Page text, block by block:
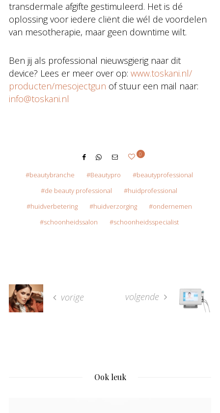
transdermale afgifte gestimuleerd. Het is dé
oplossing voor iedere cliënt die wél de voordelen
van mesotherapie, maar geen downtime wilt.
Ben jij als professional nieuwsgierig naar dit
device? Lees er meer over op: www.toskani.nl/
producten/mesojectgun of stuur een mail naar:
info@toskani.nl
0
beautybranche Beautypro
beautyprofessional
de beauty professional
huidprofessional
huidverbetering
huidverzorging
ondernemen
schoonheidssalon
schoonheidsspecialist
vorige volgende
Ook leuk